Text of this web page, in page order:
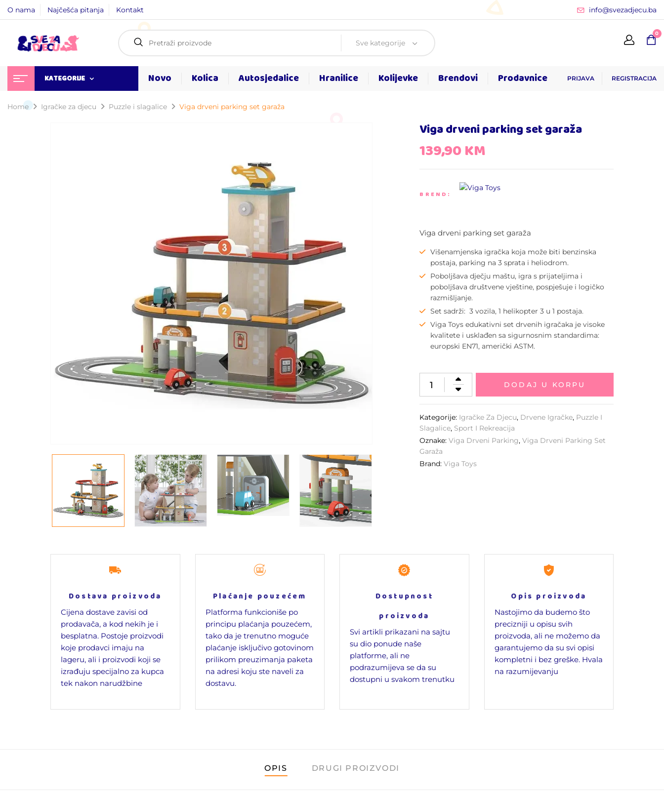
O nama Najčešća pitanja Kontakt info@svezadjecu.ba
Sve kategorije
0
KATEGORIJE Novo Kolica Autosjedalice Hranilice Kolijevke Brendovi Prodavnice PRIJAVA REGISTRACIJA
Home Igračke za djecu Puzzle i slagalice Viga drveni parking set garaža
Viga drveni parking set garaža
139,90KM
BREND:
Viga drveni parking set garaža
Višenamjenska igračka koja može biti benzinska
postaja, parking na 3 sprata i heliodrom.
Poboljšava dječju maštu, igra s prijateljima i
poboljšava društvene vještine, pospješuje i logičko
razmišljanje.
Set sadrži: 3 vozila, 1 helikopter 3 u 1 postaja.
Viga Toys edukativni set drvenih igračaka je visoke
kvalitete i usklađen sa sigurnosnim standardima:
europski EN71, američki ASTM.
DODAJ U KORPU
Kategorije: Igračke Za Djecu, Drvene Igračke, Puzzle I
Slagalice, Sport I Rekreacija
Oznake:Viga Drveni Parking,Viga Drveni Parking Set
Garaža
Brand:Viga Toys
Dostava proizvoda
Cijena dostave zavisi od
prodavača, a kod nekih je i
besplatna. Postoje proizvodi
koje prodavci imaju na
lageru, ali i proizvodi koji se
izrađuju specijalno za kupca
tek nakon narudžbine
Plaćanje pouzećem
Platforma funkcioniše po
principu plaćanja pouzećem,
tako da je trenutno moguće
plaćanje isključivo gotovinom
prilikom preuzimanja paketa
na adresi koju ste naveli za
dostavu.
Dostupnost
proizvoda
Svi artikli prikazani na sajtu
su dio ponude naše
platforme, ali ne
podrazumijeva se da su
dostupni u svakom trenutku
Opis proizvoda
Nastojimo da budemo što
precizniji u opisu svih
proizvoda, ali ne možemo da
garantujemo da su svi opisi
kompletni i bez greške. Hvala
na razumijevanju
OPIS DRUGI PROIZVODI